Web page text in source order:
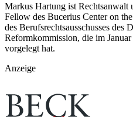
Markus Hartung ist
Fellow des Bucerius Center on
des Berufsrechtsausschusses
Reformkommission, die im
vorgelegt hat.
Anzeige